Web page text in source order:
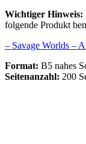
Wichtiger Hinweis:
folgende Produkt
– Savage Worlds –
Format: B5 nahes
Seitenanzahl: 200